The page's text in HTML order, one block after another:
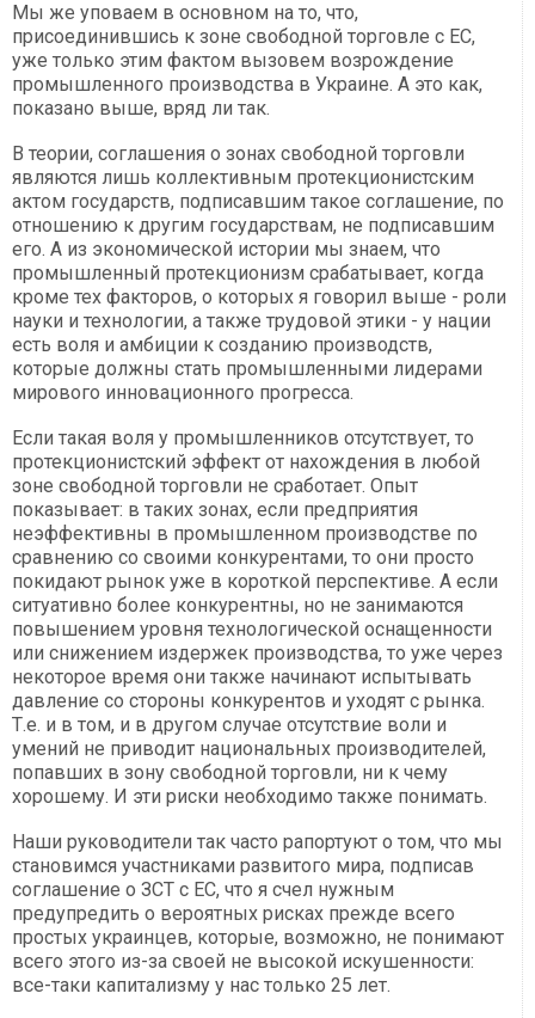
Мы же уповаем в основном на то, что,
присоединившись к зоне свободной торговле с ЕС,
уже только этим фактом вызовем возрождение
промышленного производства в Украине. А это как,
показано выше, вряд ли так.
В теории, соглашения о зонах свободной торговли
являются лишь коллективным протекционистским
актом государств, подписавшим такое соглашение, по
отношению к другим государствам, не подписавшим
его. А из экономической истории мы знаем, что
промышленный протекционизм срабатывает, когда
кроме тех факторов, о которых я говорил выше - роли
науки и технологии, а также трудовой этики - у нации
есть воля и амбиции к созданию производств,
которые должны стать промышленными лидерами
мирового инновационного прогресса.
Если такая воля у промышленников отсутствует, то
протекционистский эффект от нахождения в любой
зоне свободной торговли не сработает. Опыт
показывает: в таких зонах, если предприятия
неэффективны в промышленном производстве по
сравнению со своими конкурентами, то они просто
покидают рынок уже в короткой перспективе. А если
ситуативно более конкурентны, но не занимаются
повышением уровня технологической оснащенности
или снижением издержек производства, то уже через
некоторое время они также начинают испытывать
давление со стороны конкурентов и уходят с рынка.
Т.е. и в том, и в другом случае отсутствие воли и
умений не приводит национальных производителей,
попавших в зону свободной торговли, ни к чему
хорошему. И эти риски необходимо также понимать.
Наши руководители так часто рапортуют о том, что мы
становимся участниками развитого мира, подписав
соглашение о ЗСТ с ЕС, что я счел нужным
предупредить о вероятных рисках прежде всего
простых украинцев, которые, возможно, не понимают
всего этого из-за своей не высокой искушенности:
все-таки капитализму у нас только 25 лет.